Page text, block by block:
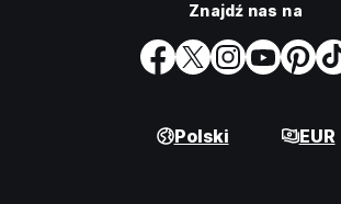
Znajdź nas na
Polski EUR